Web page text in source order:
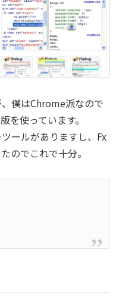
僕はChrome派なので
使っています。
ールがありますし、Fx
のでこれで十分。